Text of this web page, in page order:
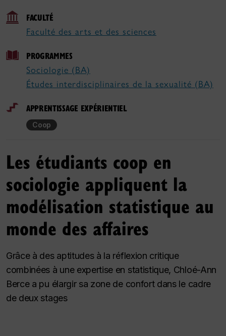
FACULTÉ
Faculté des arts et des sciences
PROGRAMMES
Sociologie (BA)
Études interdisciplinaires de la sexualité (BA)
APPRENTISSAGE EXPÉRIENTIEL
Coop
Les étudiants coop en
sociologie appliquent la
modélisation statistique au
monde des affaires
Grâce à des aptitudes à la réflexion critique
combinées à une expertise en statistique, Chloé-Ann
Berce a pu élargir sa zone de confort dans le cadre
de deux stages